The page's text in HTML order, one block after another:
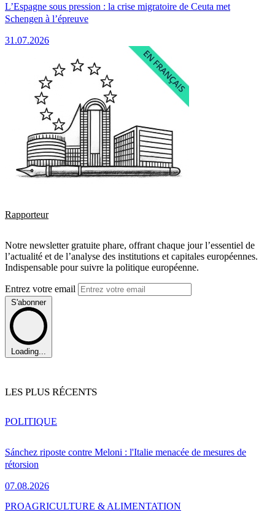
L’Espagne sous pression : la crise migratoire de Ceuta met
Schengen à l’épreuve
31.07.2026
Rapporteur
Notre newsletter gratuite phare, offrant chaque jour l’essentiel de
l’actualité et de l’analyse des institutions et capitales européennes.
Indispensable pour suivre la politique européenne.
Entrez votre email
S'abonner
Loading...
LES PLUS RÉCENTS
Sánchez riposte contre Meloni : l'Italie menacée de mesures de
rétorsion
07.08.2026
POLITIQUE
PROAGRICULTURE & ALIMENTATION